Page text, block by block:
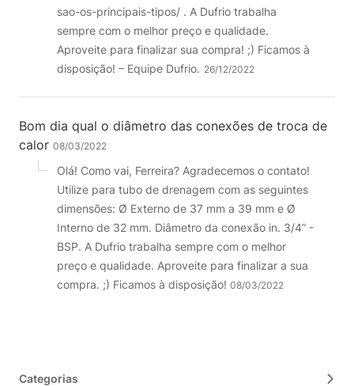
sao-os-principais-tipos/ . A Dufrio trabalha
sempre com o melhor preço e qualidade.
Aproveite para finalizar sua compra! ;) Ficamos à
disposição! – Equipe Dufrio. 26/12/2022
Bom dia qual o diâmetro das conexões de troca de
calor 08/03/2022
Olá! Como vai, Ferreira? Agradecemos o contato!
Utilize para tubo de drenagem com as seguintes
dimensões: Ø Externo de 37 mm a 39 mm e Ø
Interno de 32 mm. Diâmetro da conexão in. 3/4” -
BSP. A Dufrio trabalha sempre com o melhor
preço e qualidade. Aproveite para finalizar a sua
compra. ;) Ficamos à disposição! 08/03/2022
Categorias